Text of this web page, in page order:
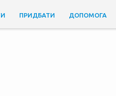
ПРИДБАТИ ДОПОМОГА